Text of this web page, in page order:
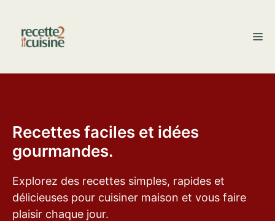
contenu
Recettes faciles et idées
gourmandes.
Explorez des recettes simples, rapides et
délicieuses pour cuisiner maison et vous faire
plaisir chaque jour.